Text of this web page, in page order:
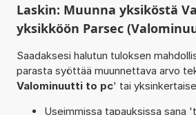
Laskin: Muunna yksiköstä
yksikköön Parsec
Saadaksesi halutun tuloksen
parasta syöttää muunnettava arvo
Valominuutti to pc' tai
Useimmissa tapauksissa